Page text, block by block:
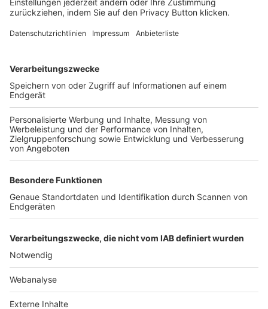
FOLGE DEM BFV
TOP-VEREINE
TOP-PARTNER
Nutzungsbedingungen Datenschutz Impressum